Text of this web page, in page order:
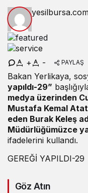
+ - PAYLAŞ
Bakan Yerlikaya,
yapıldı-29”
medya üzerinden
Mustafa Kemal
eden Burak Keleş
Müdürlüğümüzce
ifadelerini kullandı.
GEREĞİ YAPILDI-29
Göz Atın